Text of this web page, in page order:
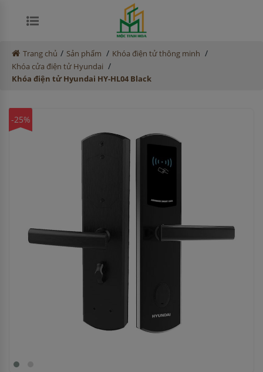
Trang chủ / Sản phẩm / Khóa điện tử thông minh /
Khóa cửa điện tử Hyundai /
Khóa điện tử Hyundai HY-HL04 Black
-25%
phút